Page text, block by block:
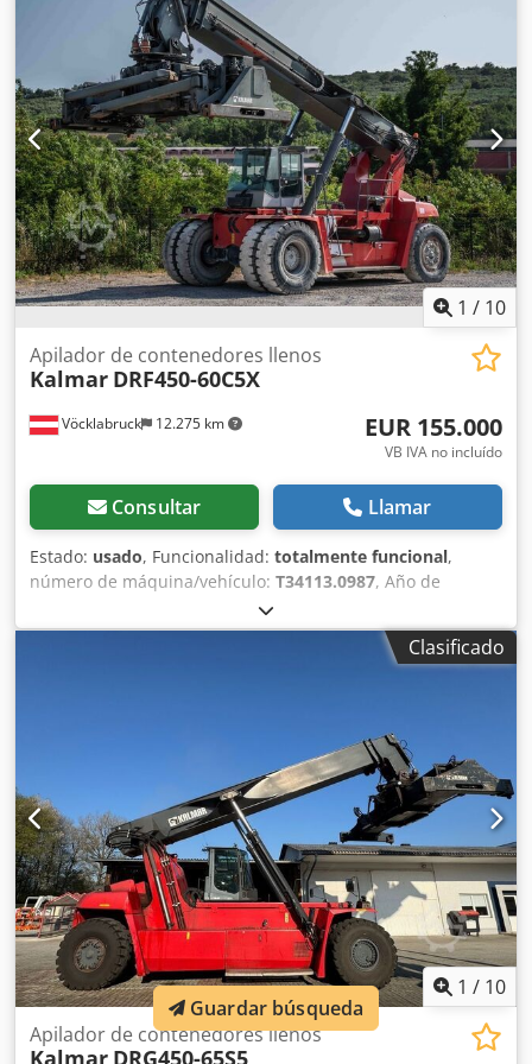
1 / 10
Vöcklabruck 12.275 km
Apilador de contenedores llenos
Kalmar DRF450-60C5X
EUR 155.000
VB IVA no incluído
Consultar Llamar
Estado: usado, Funcionalidad: totalmente funcional,
número de máquina/vehículo: T34113.0987, Año de
, horas de funcionamiento:
capacidad de carga:45.000 kg, altura de elevación:15.000
247 kW (335,83
Número de chasis: T34113.0987 Transmisión: Dana
TE32418 Dsdpfx Alezkc Ags Deck Estado: Listo para trabajar
y completamente funcional Estado técnico: bueno Tipo de
neumáticos delanteros: Neumáticos de aire Tipo de
neumáticos traseros: Neumáticos de aire Descripción:
¡Motor NUEVO a las 18.500 horas de uso! NEW engine at
18,500 hours!
Clasificado
1 / 10
Apilador de contenedores llenos
Kalmar DRG450-65S5
Guardar búsqueda